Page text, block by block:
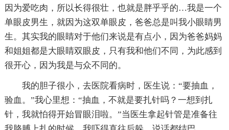
因为爱吃肉，所以长得很壮，也就是胖乎乎的…我是一个
单眼皮男生，就因为这双单眼皮，爸爸总是叫我小眼睛男
生。其实我的眼睛对于他们来说是有点小，因为爸爸妈妈
和姐姐都是大眼睛双眼皮，只有我和他们不同，为此感到
很开心，因为我是与众不同的。
我的胆子很小，去医院看病时，医生说：“要抽血，
验血。”我心里想：“抽血，不就是要扎针吗？一想到扎
针，我就怕得开始冒眼泪啦。”当医生拿起针管是准备往